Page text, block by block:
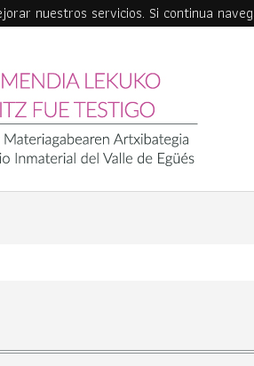
nuestros servicios. Si continua